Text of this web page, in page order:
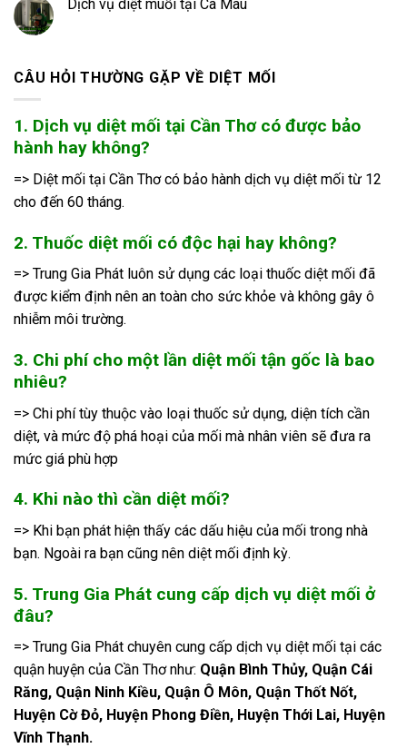
Dịch vụ diệt muỗi tại Cà Mau
CÂU HỎI THƯỜNG GẶP VỀ DIỆT MỐI
1. Dịch vụ diệt mối tại Cần Thơ có được bảo
hành hay không?
=> Diệt mối tại Cần Thơ có bảo hành dịch vụ diệt mối từ 12
cho đến 60 tháng.
2. Thuốc diệt mối có độc hại hay không?
=> Trung Gia Phát luôn sử dụng các loại thuốc diệt mối đã
được kiểm định nên an toàn cho sức khỏe và không gây ô
nhiễm môi trường.
3. Chi phí cho một lần diệt mối tận gốc là bao
nhiêu?
=> Chi phí tùy thuộc vào loại thuốc sử dụng, diện tích cần
diệt, và mức độ phá hoại của mối mà nhân viên sẽ đưa ra
mức giá phù hợp
4. Khi nào thì cần diệt mối?
=> Khi bạn phát hiện thấy các dấu hiệu của mối trong nhà
bạn. Ngoài ra bạn cũng nên diệt mối định kỳ.
5. Trung Gia Phát cung cấp dịch vụ diệt mối ở
đâu?
=> Trung Gia Phát chuyên cung cấp dịch vụ diệt mối tại các
quận huyện của Cần Thơ như: Quận Bình Thủy, Quận Cái
Răng, Quận Ninh Kiều, Quận Ô Môn, Quận Thốt Nốt,
Huyện Cờ Đỏ, Huyện Phong Điền, Huyện Thới Lai, Huyện
Vĩnh Thạnh.